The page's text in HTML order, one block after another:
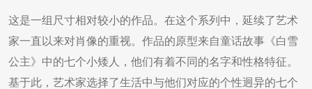
这是一组尺寸相对较小的作品。在这个系列中，延续了艺术
家一直以来对肖像的重视。作品的原型来自童话故事《白雪
公主》中的七个小矮人，他们有着不同的名字和性格特征。
基于此，艺术家选择了生活中与他们对应的个性迥异的七个